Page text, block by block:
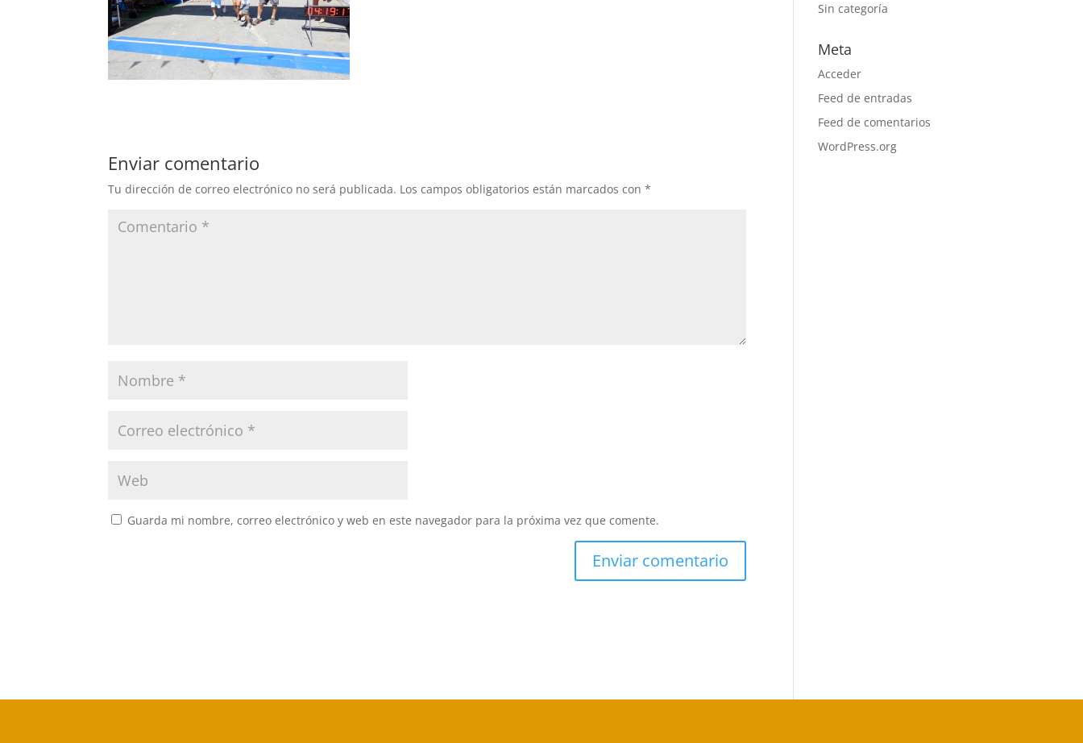
Enviar comentario
Tu dirección de correo electrónico no será publicada. Los campos obligatorios están marcados con*
Guarda mi nombre, correo electrónico y web en este navegador para la próxima vez que comente.
Sin categoría
Meta
Acceder
Feed de entradas
Feed de comentarios
WordPress.org